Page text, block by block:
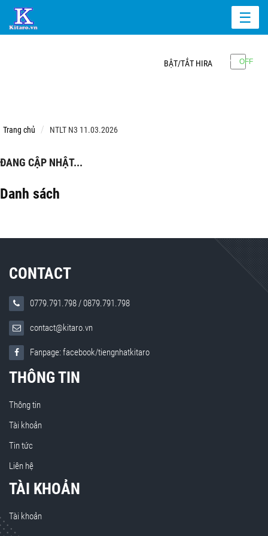
☰
BẬT/TẮT HIRA
Trang chủ NTLT N3 11.03.2026
ĐANG CẬP NHẬT...
Danh sách
CONTACT
0779.791.798/0879.791.798
contact@kitaro.vn
Fanpage: facebook/tiengnhatkitaro
THÔNG TIN
Thông tin
Tài khoản
Tin tức
Liên hệ
TÀI KHOẢN
Tài khoản